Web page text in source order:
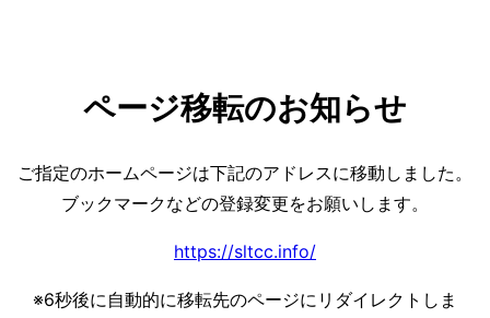
ページ移転のお知らせ
ご指定のホームページは下記のアドレスに移動しました。
ブックマークなどの登録変更をお願いします。
https://sltcc.info/
※6秒後に自動的に移転先のページにリダイレクトしま